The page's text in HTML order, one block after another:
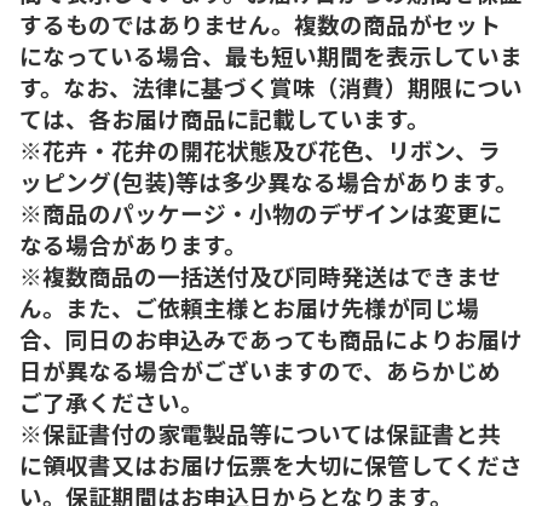
するものではありません。複数の商品がセット
になっている場合、最も短い期間を表示していま
す。なお、法律に基づく賞味（消費）期限につい
ては、各お届け商品に記載しています。
※花卉・花弁の開花状態及び花色、リボン、ラ
ッピング(包装)等は多少異なる場合があります。
※商品のパッケージ・小物のデザインは変更に
なる場合があります。
※複数商品の一括送付及び同時発送はできませ
ん。また、ご依頼主様とお届け先様が同じ場
合、同日のお申込みであっても商品によりお届け
日が異なる場合がございますので、あらかじめ
ご了承ください。
※保証書付の家電製品等については保証書と共
に領収書又はお届け伝票を大切に保管してくださ
い。保証期間はお申込日からとなります。